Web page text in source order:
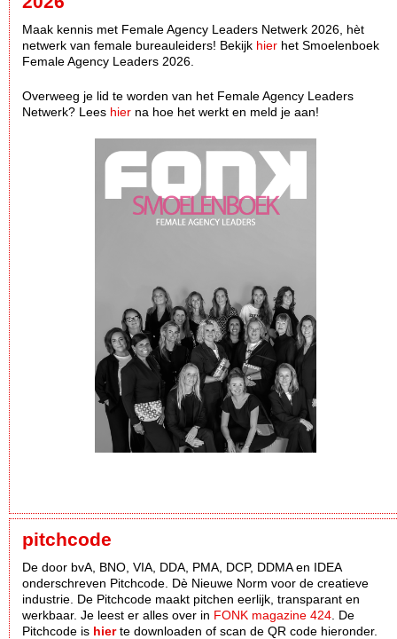
Maak kennis met Female Agency Leaders Netwerk 2026, hèt
netwerk van female bureauleiders! Bekijk hier het Smoelenboek
Female Agency Leaders 2026.
Overweeg je lid te worden van het Female Agency Leaders
Netwerk? Lees hier na hoe het werkt en meld je aan!
pitchcode
De door bvA, BNO, VIA, DDA, PMA, DCP, DDMA en IDEA
onderschreven Pitchcode. Dè Nieuwe Norm voor de creatieve
industrie. De Pitchcode maakt pitchen eerlijk, transparant en
werkbaar. Je leest er alles over in FONK magazine 424 . De
Pitchcode is hierte downloaden of scan de QR code hieronder.